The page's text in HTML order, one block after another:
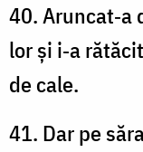
40.
lor și i‑a
de cale.
41. Dar pe